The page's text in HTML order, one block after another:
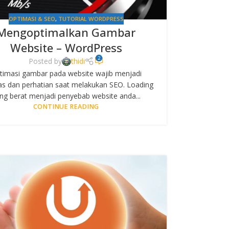
OPTIMASI & SEO, TUTORIAL WORDPRESS
Gambar
Website – WordPress
Posted by thidi 2
gambar pada website wajib menjadi
dan perhatian saat melakukan SEO. Loading
berat menjadi penyebab website anda...
CONTINUE READING